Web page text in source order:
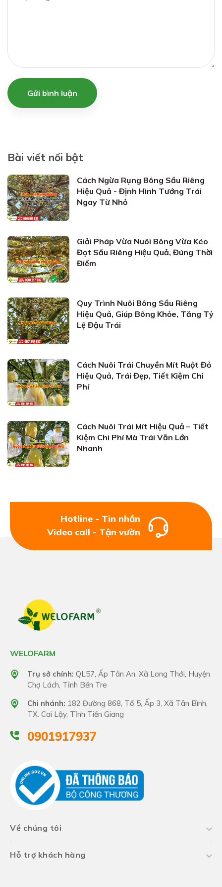
Gửi bình luận
Bài viết nổi bật
Cách Ngừa Rụng Bông Sầu Riêng
Hiệu Quả - Định Hình Tướng Trái
Ngay Từ Nhỏ
Giải Pháp Vừa Nuôi Bông Vừa Kéo
Đọt Sầu Riêng Hiệu Quả, Đúng Thời
Điểm
Quy Trình Nuôi Bông Sầu Riêng
Hiệu Quả, Giúp Bông Khỏe, Tăng Tỷ
Lệ Đậu Trái
Cách Nuôi Trái Chuyền Mít Ruột Đỏ
Hiệu Quả, Trái Đẹp, Tiết Kiệm Chi
Phí
Cách Nuôi Trái Mít Hiệu Quả – Tiết
Kiệm Chi Phí Mà Trái Vẫn Lớn
Nhanh
Hotline - Tin nhắn
Video call - Tận vườn
WELOFARM
Trụ sở chính: QL57, Ấp Tân An, Xã Long Thới, Huyện
Chợ Lách, Tỉnh Bến Tre
Chi nhánh: 182 Đường 868, Tổ 5, Ấp 3, Xã Tân Bình,
TX. Cai Lậy, Tỉnh Tiền Giang
0901917937
Về chúng tôi
Hỗ trợ khách hàng